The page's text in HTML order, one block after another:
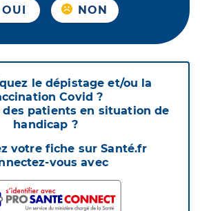
OUI NON
le dépistage et/ou la
Covid ?
des patients en situation de
handicap ?
votre fiche sur Santé.fr
vous avec